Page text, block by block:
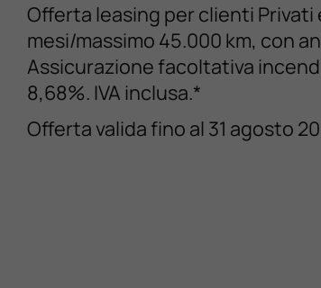
Offerta leasing per clienti Privati
mesi/massimo 45.000 km, con
Assicurazione facoltativa
8,68%. IVA inclusa.*
Offerta valida fino al 31 agosto